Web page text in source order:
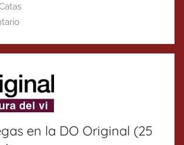
en la DO Original (25